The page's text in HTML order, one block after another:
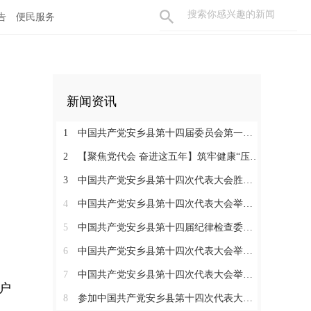
便民服务
新闻资讯
1 中国共产党安乡县第十四届委员会第一次全体会议召开
2 【聚焦党代会 奋进这五年】筑牢健康“压舱石” 书写安乡“大民生”
3 中国共产党安乡县第十四次代表大会胜利闭幕
4 中国共产党安乡县第十四次代表大会举行主席团第七次会议
5 中国共产党安乡县第十四届纪律检查委员会第一次全体会议召开
6 中国共产党安乡县第十四次代表大会举行主席团常务委员会第三次会议
7 中国共产党安乡县第十四次代表大会举行第三次全体会议
8 参加中国共产党安乡县第十四次代表大会代表分组讨论县委工作报告和县纪委工作报告